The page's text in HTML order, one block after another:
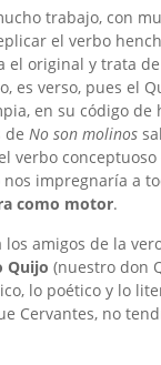
trabajo, con
el verbo
el original y trata
es verso, pues el
en su código
de No son molinos
verbo
impregnaría a
como motor.
amigos de la
Quijo (nuestro don
lo poético y lo
Cervantes, no